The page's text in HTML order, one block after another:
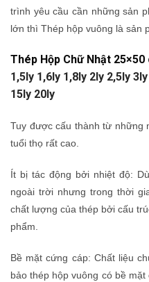
trình yêu cầu cần những sản
lớn thì Thép hộp vuông là sản
Thép Hộp Chữ Nhật 25×50
1,5ly 1,6ly 1,8ly 2ly 2,5ly
15ly 20ly
Tuy được cấu thành từ những
tuổi thọ rất cao.
Ít bị tác động bởi nhiệt độ:
ngoài trời nhưng trong thời
chất lượng của thép bởi cấu
phẩm.
Bề mặt cứng cáp: Chất liệu
bảo thép hộp vuông có bề